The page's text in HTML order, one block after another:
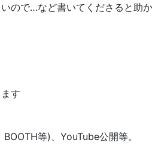
ので…など書いてくださると助
す
等)、YouTube公開等。